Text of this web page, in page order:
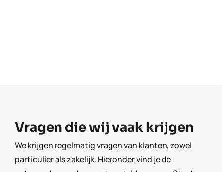
Vragen die wij vaak krijgen
We krijgen regelmatig vragen van klanten, zowel
particulier als zakelijk. Hieronder vind je de